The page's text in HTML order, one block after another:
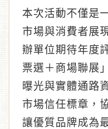
本次活動不僅是
市場與消費者展
辦單位期待年度
票選＋商場聯展
曝光與實體通路
市場信任標章，
讓優質品牌成為